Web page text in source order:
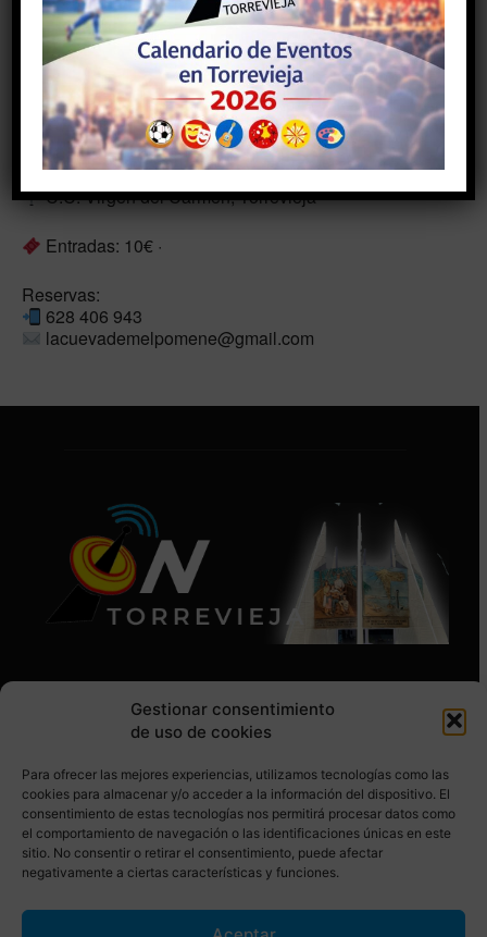
Gestionar consentimiento
de uso de cookies
Para ofrecer las mejores experiencias, utilizamos tecnologías como las
cookies para almacenar y/o acceder a la información del dispositivo. El
consentimiento de estas tecnologías nos permitirá procesar datos como
el comportamiento de navegación o las identificaciones únicas en este
sitio. No consentir o retirar el consentimiento, puede afectar
negativamente a ciertas características y funciones.
Una adaptación del cuento popular recopilado por los
hermanos Grimm que apuesta por la participación y la
solidaridad ciudadana para afrontar las calamidades
colectivas.
3 y 4 de julio · 19:30h
C.C. Virgen del Carmen, Torrevieja
Entradas: 10€ ·
Reservas:
628 406 943
lacuevademelpomene@gmail.com
SÍGUENOS EN REDES SOCIALES